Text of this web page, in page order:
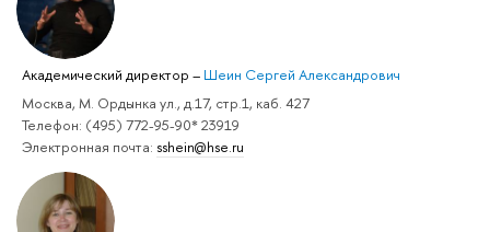
Академический директор – Шеин Сергей Александрович
Москва, М. Ордынка ул., д.17, стр.1, каб. 427
Телефон: (495) 772-95-90* 23919
Электронная почта: sshein@hse.ru